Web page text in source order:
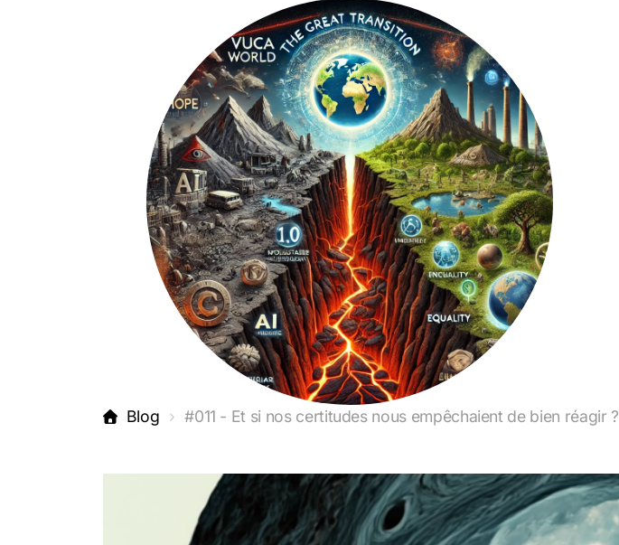
Blog #011 - Et si nos certitudes nous empêchaient de bien réagir ?